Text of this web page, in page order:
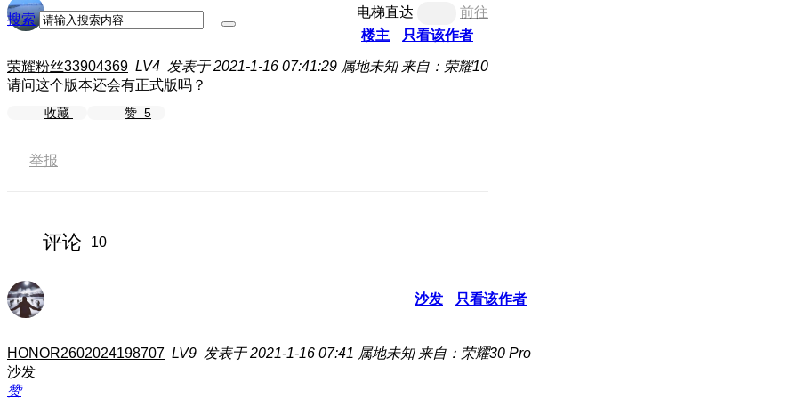
搜索 电梯直达
前往
楼主
只看该作者
荣耀粉丝33904369 LV4 发表于 2021-1-16 07:41:29 属地未知 来自：荣耀10
请问这个版本还会有正式版吗？
收藏 赞 5
举报
评论 10
沙发 只看该作者
HONOR2602024198707 LV9 发表于 2021-1-16 07:41 属地未知 来自：荣耀30 Pro
沙发
赞